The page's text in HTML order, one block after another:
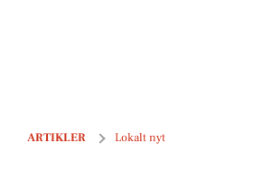
ARTIKLER Lokalt nyt
Aarhus opretter fem nye botilbud med